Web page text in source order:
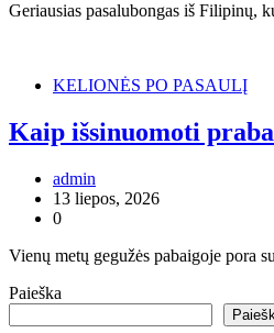
Geriausias pasalubongas iš Filipinų,
KELIONĖS PO PASAULĮ
Kaip išsinuomoti
admin
13 liepos, 2026
0
Vienų metų gegužės pabaigoje pora
Paieška